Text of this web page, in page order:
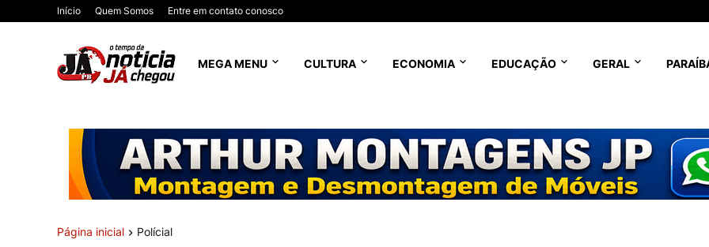
Início Quem Somos Entre em contato conosco
MEGA MENU CULTURA ECONOMIA EDUCAÇÃO GERAL
Página inicial Polícial